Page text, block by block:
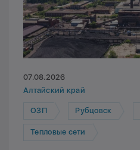
07.08.2026
Алтайский край
ОЗП Рубцовск
Тепловые сети